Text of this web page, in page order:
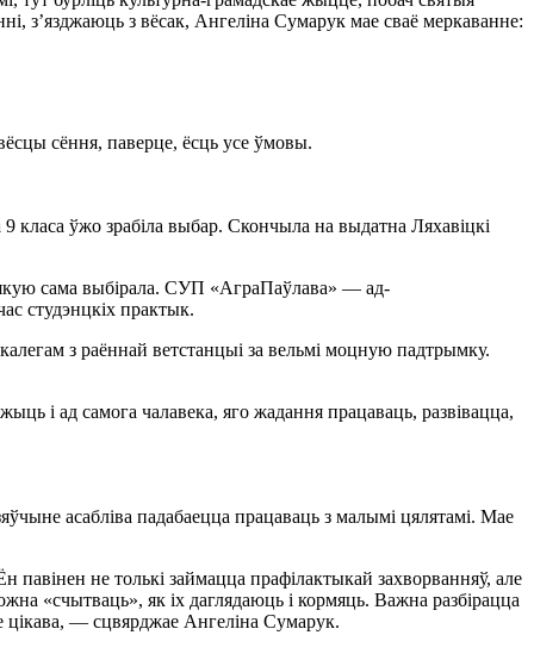
з’язджаюць з вёсак, Ангеліна Сумарук мае сваё меркаванне:
сёння, паверце, ёсць усе ўмовы.
класа ўжо зрабіла выбар. Скончыла на выдатна Ляхавіцкі
сама выбірала. СУП «АграПаўлава» — ад-
студэнцкіх практык.
з раённай ветстанцыі за вельмі моцную падтрымку.
і ад самога чалавека, яго жадання працаваць, развівацца,
асабліва падабаецца працаваць з малымі цялятамі. Мае
не толькі займацца прафілактыкай захворванняў, але
«счытваць», як іх даглядаюць і кормяць. Важна разбірацца
цікава, — сцвярджае Ангеліна Сумарук.